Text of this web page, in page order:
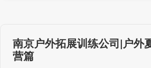
南京户外拓展训练公司|户
营篇